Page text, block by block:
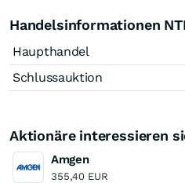
Handelsinformationen
Haupthandel
Schlussauktion
Aktionäre interessieren
Amgen
355,40 EUR